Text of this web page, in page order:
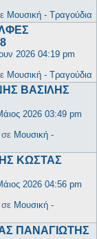
Μουσική - Τραγούδια
2026 04:19 pm
Μουσική - Τραγούδια
ΒΑΣΙΛΗΣ
2026 03:49 pm
Μουσική -
ΚΩΣΤΑΣ
2026 04:56 pm
Μουσική -
ΠΑΝΑΓΙΩΤΗΣ